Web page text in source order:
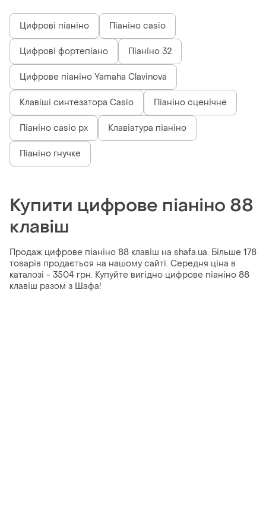
Цифрові піаніно Піаніно casio
Цифрові фортепіано Піаніно 32
Цифрове піаніно Yamaha Clavinova
Клавіші синтезатора Casio Піаніно сценічне
Піаніно casio px Клавіатура піаніно
Піаніно гнучке
Купити цифрове піаніно 88
клавіш
Продаж цифрове піаніно 88 клавіш на shafa.ua. Більше 178
товарів продається на нашому сайті. Середня ціна в
каталозі - 3504 грн. Купуйте вигідно цифрове піаніно 88
клавіш разом з Шафа!